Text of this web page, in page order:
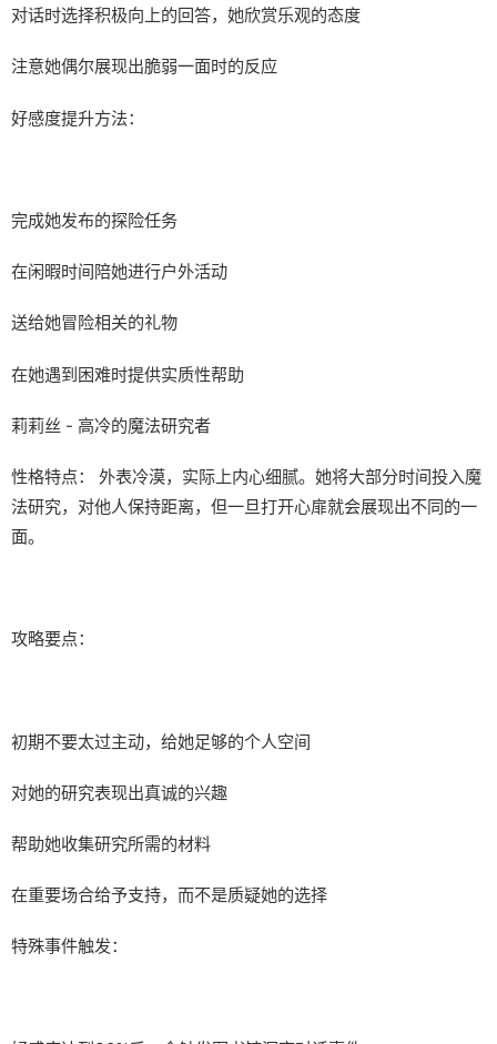
对话时选择积极向上的回答，她欣赏乐观的态度
注意她偶尔展现出脆弱一面时的反应
好感度提升方法：
完成她发布的探险任务
在闲暇时间陪她进行户外活动
送给她冒险相关的礼物
在她遇到困难时提供实质性帮助
莉莉丝 - 高冷的魔法研究者
性格特点： 外表冷漠，实际上内心细腻。她将大部分时间投入魔
法研究，对他人保持距离，但一旦打开心扉就会展现出不同的一
面。
攻略要点：
初期不要太过主动，给她足够的个人空间
对她的研究表现出真诚的兴趣
帮助她收集研究所需的材料
在重要场合给予支持，而不是质疑她的选择
特殊事件触发：